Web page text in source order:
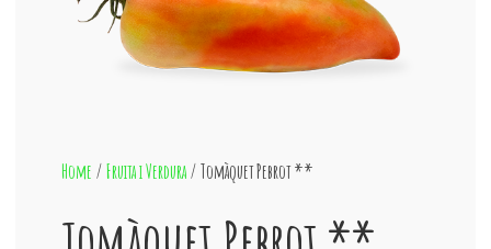
Home /Fruita i Verdura/ Tomàquet Pebrot **